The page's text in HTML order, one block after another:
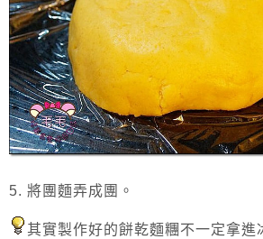
5. 將團麵弄成團。
其實製作好的餅乾麵糰不一定拿進